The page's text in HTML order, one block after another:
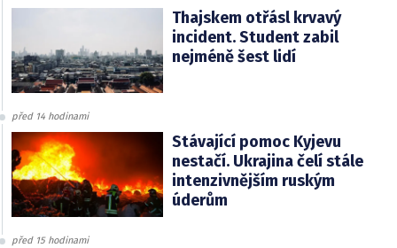
Thajskem otřásl krvavý
incident. Student zabil
nejméně šest lidí
před 14 hodinami
Stávající pomoc Kyjevu
nestačí. Ukrajina čelí stále
intenzivnějším ruským
úderům
před 15 hodinami